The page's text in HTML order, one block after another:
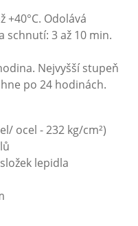
+40°C. Odolává
schnutí: 3 až 10 min.
Nejvyšší stupeň
po 24 hodinách.
ocel - 232 kg/cm²)
lepidla